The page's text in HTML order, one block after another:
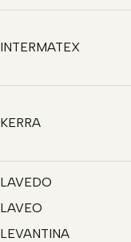
INTERMATEX
KERRA
LAVEDO
LAVEO
LEVANTINA